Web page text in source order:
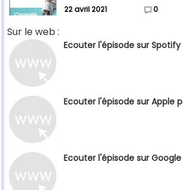
22 avril 2021 0
Sur le web :
Ecouter l'épisode sur Spotify
Ecouter l'épisode sur Apple
Ecouter l'épisode sur